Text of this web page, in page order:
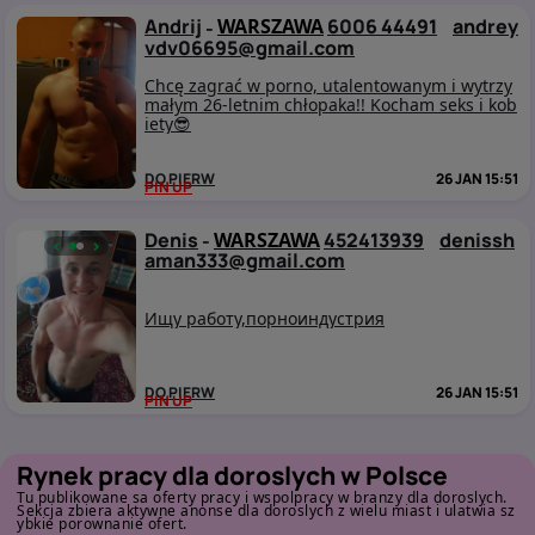
Andrij -WARSZAWA6006 44491
andrey
vdv06695@gmail.com
Chcę zagrać w porno, utalentowanym i wytrzy
małym 26-letnim chłopaka!! Kocham seks i kob
iety😎
DO PIERW
PIN UP 26 JAN 15:51
‹ › Denis -WARSZAWA452413939
denissh
aman333@gmail.com
Ищу работу,порноиндустрия
DO PIERW
PIN UP 26 JAN 15:51
Rynek pracy dla doroslych w Polsce
Tu publikowane sa oferty pracy i wspolpracy w branzy dla doroslych.
Sekcja zbiera aktywne anonse dla doroslych z wielu miast i ulatwia sz
ybkie porownanie ofert.